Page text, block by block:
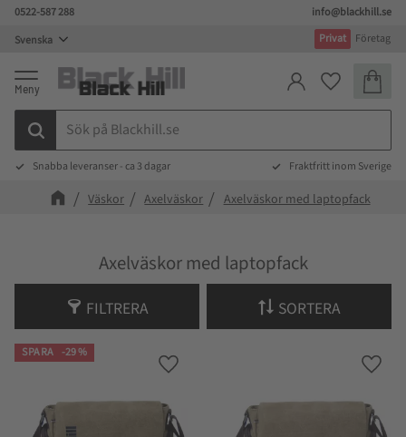
Meny
0522-587 288
info@blackhill.se
Privat
Företag
Favoriter
Snabba leveranser - ca 3 dagar Fraktfritt inom Sverige
Väskor Axelväskor Axelväskor med laptopfack
Axelväskor med laptopfack
FILTRERA SORTERA
SPARA 29%
Lägg till i favoriter Lägg